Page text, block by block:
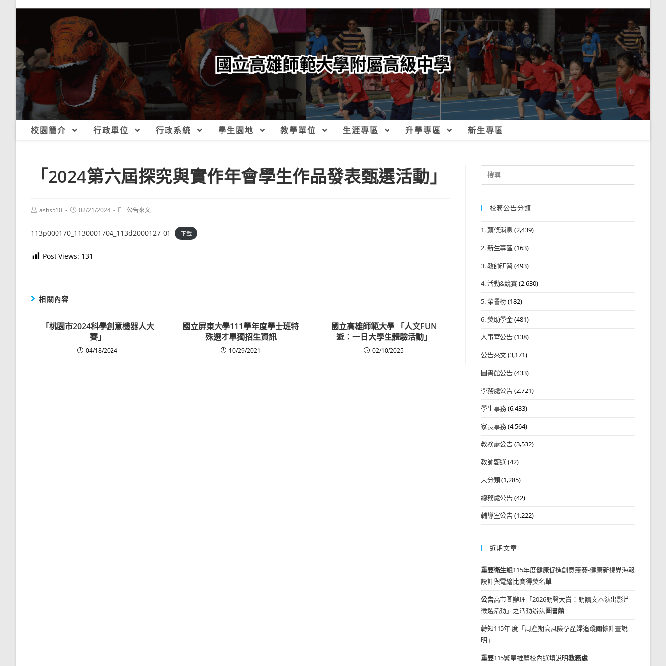
校園簡介 行政單位 行政系統 學生園地 教學單位 生涯專區 升學專區 新生專區
「2024第六屆探究與實作年會學生作品發表甄選活動」
Postashs510
Post02/21/2024
Post公告來文
113p000170_1130001704_113d2000127-01 下載
Post Views: 131
相關內容
「桃園市2024科學創意機器人大
賽」
04/18/2024
國立屏東大學111學年度學士班特
殊選才單獨招生資訊
10/29/2021
國立高雄師範大學 「人文FUN
遊：一日大學生體驗活動」
02/10/2025
Search
for:
校務公告分類
1. 頭條消息 (2,439)
2. 新生專區 (163)
3. 教師研習 (493)
4. 活動&競賽(2,630)
5. 榮譽榜(182)
6. 獎助學金(481)
人事室公告(138)
公告來文(3,171)
圖書館公告(433)
學務處公告(2,721)
學生事務(6,433)
家長事務(4,564)
教務處公告(3,532)
教師甄選(42)
未分類(1,285)
總務處公告(42)
輔導室公告(1,222)
近期文章
重要衛生組115年度健康促進創意競賽-健康新視界海報
設計與電繪比賽得獎名單
公告高市圖辦理「2026朗聲大賞：朗讀文本演出影片
徵選活動」之活動辦法圖書館
轉知115年 度「周產期高風險孕產婦追蹤關懷計畫說
明」
重要115繁星推薦校內選填說明教務處